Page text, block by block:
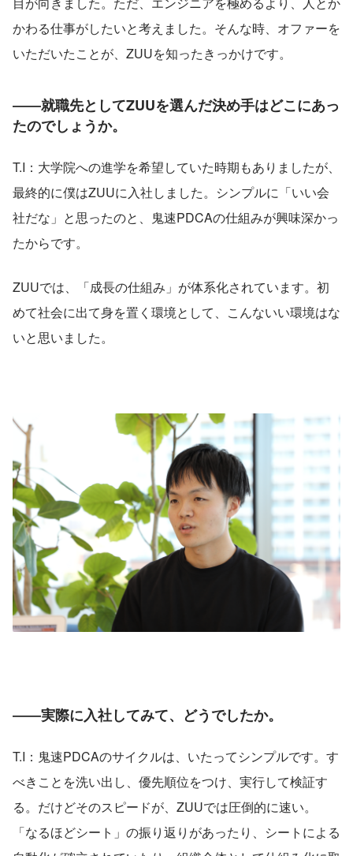
かわる仕事がしたいと考えました。そんな時、オファーを
いただいたことが、ZUUを知ったきっかけです。
――就職先としてZUUを選んだ決め手はどこにあっ
たのでしょうか。
T.I：大学院への進学を希望していた時期もありましたが、
最終的に僕はZUUに入社しました。シンプルに「いい会
社だな」と思ったのと、鬼速PDCAの仕組みが興味深かっ
たからです。
ZUUでは、「成長の仕組み」が体系化されています。初
めて社会に出て身を置く環境として、こんないい環境はな
いと思いました。
――実際に入社してみて、どうでしたか。
T.I：鬼速PDCAのサイクルは、いたってシンプルです。す
べきことを洗い出し、優先順位をつけ、実行して検証す
る。だけどそのスピードが、ZUUでは圧倒的に速い。
「なるほどシート」の振り返りがあったり、シートによる